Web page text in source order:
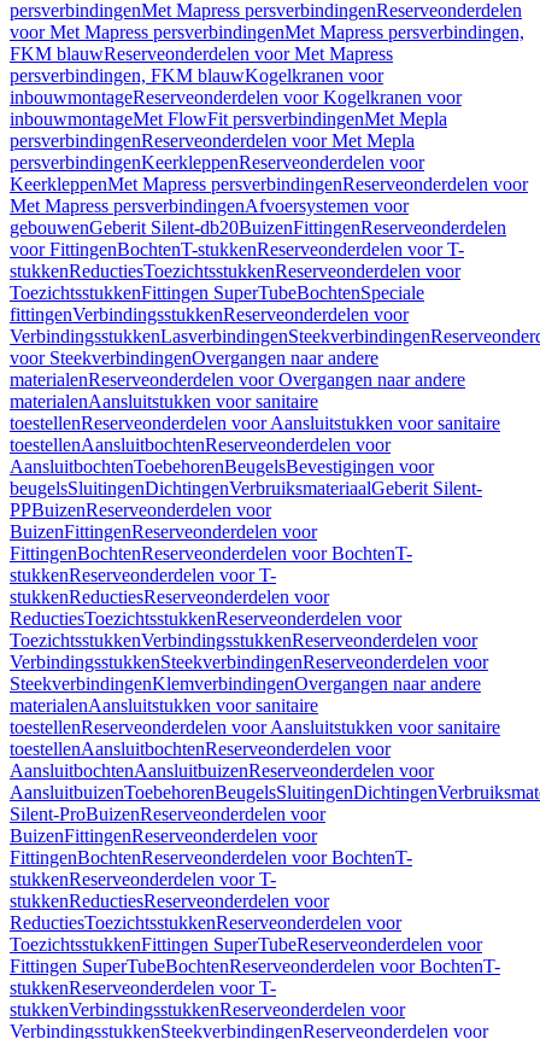
persverbindingenMet Mapress persverbindingenReserveonderdelen
voor Met Mapress persverbindingenMet Mapress persverbindingen,
FKM blauwReserveonderdelen voor Met Mapress
persverbindingen, FKM blauwKogelkranen voor
inbouwmontageReserveonderdelen voor Kogelkranen voor
inbouwmontageMet FlowFit persverbindingenMet Mepla
persverbindingenReserveonderdelen voor Met Mepla
persverbindingenKeerkleppenReserveonderdelen voor
KeerkleppenMet Mapress persverbindingenReserveonderdelen voor
Met Mapress persverbindingenAfvoersystemen voor
gebouwenGeberit Silent-db20BuizenFittingenReserveonderdelen
voor FittingenBochtenT-stukkenReserveonderdelen voor T-
stukkenReductiesToezichtsstukkenReserveonderdelen voor
ToezichtsstukkenFittingen SuperTubeBochtenSpeciale
fittingenVerbindingsstukkenReserveonderdelen voor
VerbindingsstukkenLasverbindingenSteekverbindingen
voor SteekverbindingenOvergangen naar andere
materialenReserveonderdelen voor Overgangen naar andere
materialenAansluitstukken voor sanitaire
toestellenReserveonderdelen voor Aansluitstukken voor sanitaire
toestellenAansluitbochtenReserveonderdelen voor
AansluitbochtenToebehorenBeugelsBevestigingen voor
beugelsSluitingenDichtingenVerbruiksmateriaalGeberit Silent-
PPBuizenReserveonderdelen voor
BuizenFittingenReserveonderdelen voor
FittingenBochtenReserveonderdelen voor BochtenT-
stukkenReserveonderdelen voor T-
stukkenReductiesReserveonderdelen voor
ReductiesToezichtsstukkenReserveonderdelen voor
ToezichtsstukkenVerbindingsstukkenReserveonderdelen voor
VerbindingsstukkenSteekverbindingenReserveonderdelen voor
SteekverbindingenKlemverbindingenOvergangen naar andere
materialenAansluitstukken voor sanitaire
toestellenReserveonderdelen voor Aansluitstukken voor sanitaire
toestellenAansluitbochtenReserveonderdelen voor
AansluitbochtenAansluitbuizenReserveonderdelen voor
AansluitbuizenToebehorenBeugelsSluitingenDichtingen
Silent-ProBuizenReserveonderdelen voor
BuizenFittingenReserveonderdelen voor
FittingenBochtenReserveonderdelen voor BochtenT-
stukkenReserveonderdelen voor T-
stukkenReductiesReserveonderdelen voor
ReductiesToezichtsstukkenReserveonderdelen voor
ToezichtsstukkenFittingen SuperTubeReserveonderdelen voor
Fittingen SuperTubeBochtenReserveonderdelen voor BochtenT-
stukkenReserveonderdelen voor T-
stukkenVerbindingsstukkenReserveonderdelen voor
VerbindingsstukkenSteekverbindingenReserveonderdelen voor